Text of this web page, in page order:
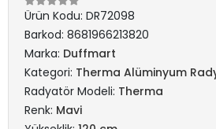
Ürün Kodu: DR72098
Barkod: 8681966213820
Marka: Duffmart
Kategori: Therma Alüminyum
Radyatör Modeli: Therma
Renk: Mavi